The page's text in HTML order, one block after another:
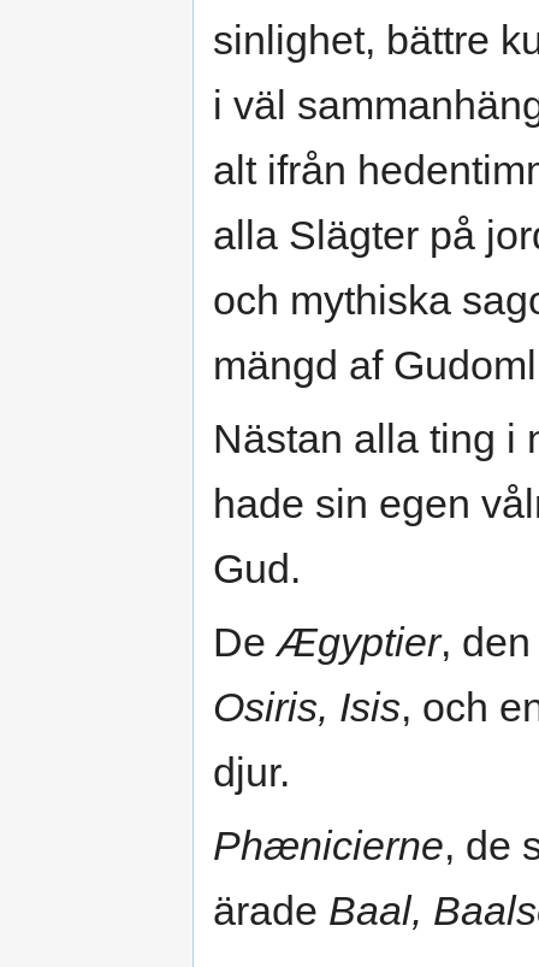
sinlighet, bättre
i väl
alt ifrån
alla Slägter på
och mythiska
mängd af
Nästan alla ting i
hade sin egen
Gud.
DeÆgyptier,
Osiris, Isis, och
djur.
Phænicierne, de
ärade Baal,